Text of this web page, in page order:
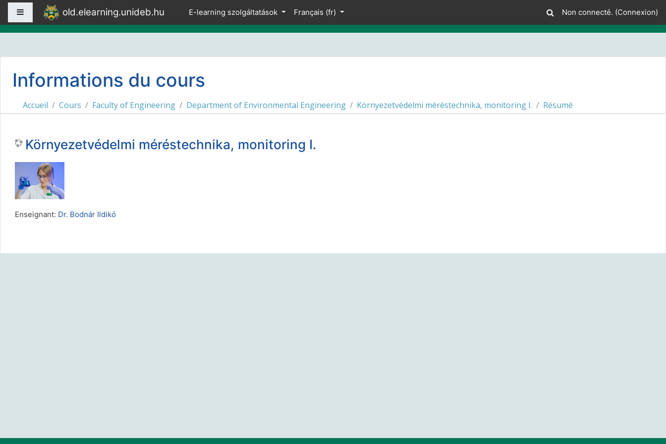
Passer au contenu principal
Panneau latéralold.elearning.unideb.hu E-learning szolgáltatások Français ‎(fr)‎ Non connecté. (Connexion)
Informations du cours
Accueil Cours Faculty of Engineering Department of Environmental Engineering Környezetvédelmi méréstechnika, monitoring I. Résumé
Környezetvédelmi méréstechnika, monitoring I.
Enseignant: Dr. Bodnár Ildikó